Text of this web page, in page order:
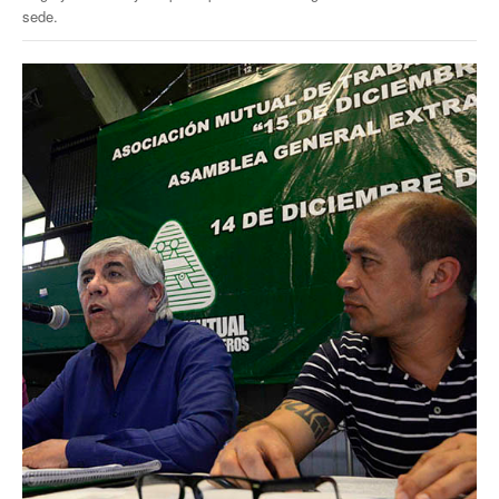
Escalas salariales
Acuerdos y homolog.
Acuerdos empresa
Planilla de km
Impresión boletas
Ultima Escala Salarial
Pago de aportes por CBU
Libre deuda y conflicto
Contacto por ramas
sede.